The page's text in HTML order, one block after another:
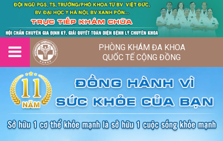
PHÒNG KHÁM ĐA KHOA
QUỐC TẾ CỘNG ĐỒNG